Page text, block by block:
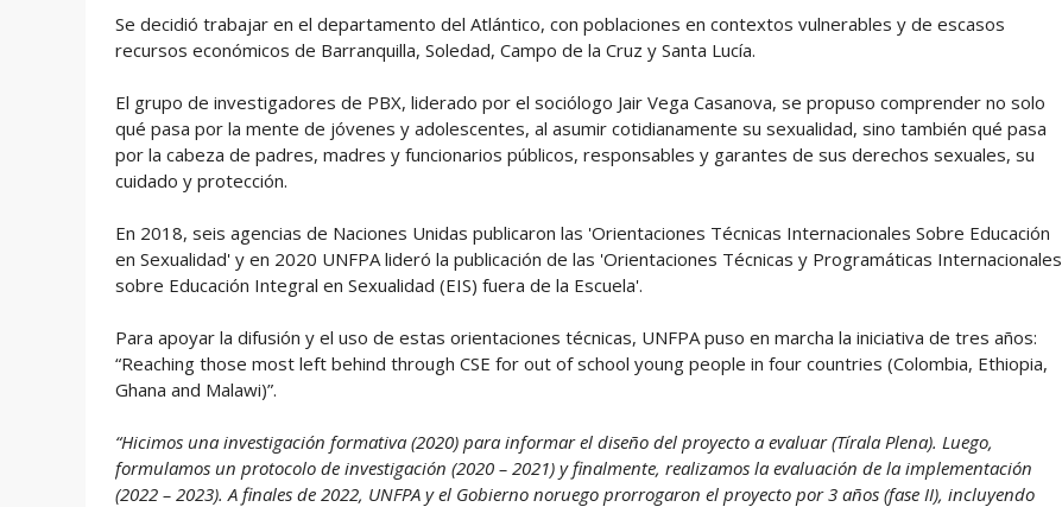
Se decidió trabajar en el departamento del Atlántico, con poblaciones en contextos vulnerables y de escasos
recursos económicos de Barranquilla, Soledad, Campo de la Cruz y Santa Lucía.
El grupo de investigadores de PBX, liderado por el sociólogo Jair Vega Casanova, se propuso comprender no solo
qué pasa por la mente de jóvenes y adolescentes, al asumir cotidianamente su sexualidad, sino también qué pasa
por la cabeza de padres, madres y funcionarios públicos, responsables y garantes de sus derechos sexuales, su
cuidado y protección.
En 2018, seis agencias de Naciones Unidas publicaron las 'Orientaciones Técnicas Internacionales Sobre Educación
en Sexualidad' y en 2020 UNFPA lideró la publicación de las 'Orientaciones Técnicas y Programáticas Internacionales
sobre Educación Integral en Sexualidad (EIS) fuera de la Escuela'.
Para apoyar la difusión y el uso de estas orientaciones técnicas, UNFPA puso en marcha la iniciativa de tres años:
“Reaching those most left behind through CSE for out of school young people in four countries (Colombia, Ethiopia,
Ghana and Malawi)”.
“Hicimos una investigación formativa (2020) para informar el diseño del proyecto a evaluar (Tírala Plena). Luego,
formulamos un protocolo de investigación (2020 – 2021) y finalmente, realizamos la evaluación de la implementación
(2022 – 2023). A finales de 2022, UNFPA y el Gobierno noruego prorrogaron el proyecto por 3 años (fase II), incluyendo